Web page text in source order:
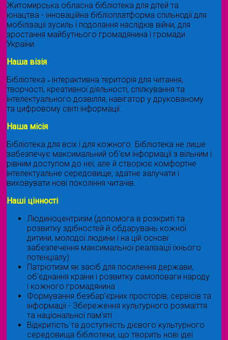
Житомирська обласна бібліотека для дітей та
юнацтва - інноваційна бібліоплатформа спільнодії для
мобілізації зусиль і подолання наслідків війни, для
зростання майбутнього громадянина і громади
України.
Наша візія
Бібліотека ˗ інтерактивна територія для читання,
творчості, креативної діяльності, спілкування та
інтелектуального дозвілля, навігатор у друкованому
та цифровому світі інформації.
Наша місія
Бібліотека для всіх і для кожного. Бібліотека не лише
забезпечує максимальний об'єм інформації з вільним і
рівним доступом до неї, але й створює комфортне
інтелектуальне середовище, здатне залучати і
виховувати нові покоління читачів.
Наші цінності
Людиноцентризм (допомога в розкриті та
розвитку здібностей й обдарувань кожної
дитини, молодої людини і на цій основі
забезпечення максимальної реалізації їхнього
потенціалу)
Патріотизм як засіб для посилення держави,
об'єднання країни і розвитку самоповаги народу
і кожного громадянина
Формування безбар’єрних просторів, сервісів та
інформації - Збереження культурного розмаїття
та національної пам’яті
Відкритість та доступність дієвого культурного
середовища бібліотеки, що творить нові ідеї